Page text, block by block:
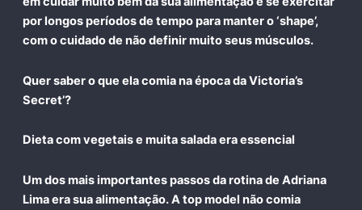
por longos períodos de tempopara manter o ‘shape’,
com o cuidado de não definir muito seus músculos.
Quer saber o que ela comia na época da Victoria’s
Secret’?
Dieta com vegetais e muita salada era essencial
Um dos mais importantes passos da rotina de Adriana
Lima era sua alimentação. A top model não comia